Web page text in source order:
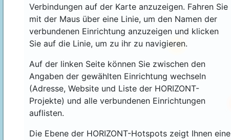
Verbindungen auf der Karte anzuzeigen. Fahren Sie
mit der Maus über eine Linie, um den Namen der
verbundenen Einrichtung anzuzeigen und klicken
Sie auf die Linie, um zu ihr zu navigieren.
Auf der linken Seite können Sie zwischen den
Angaben der gewählten Einrichtung wechseln
(Adresse, Website und Liste der HORIZONT-
Projekte) und alle verbundenen Einrichtungen
auflisten.
Die Ebene der HORIZONT-Hotspots zeigt Ihnen eine
44